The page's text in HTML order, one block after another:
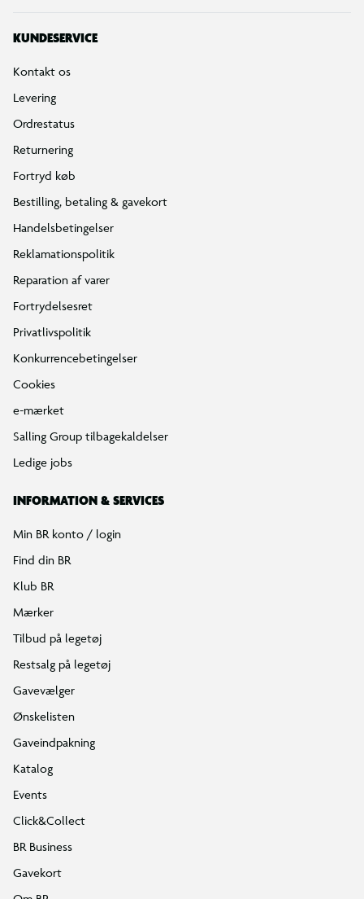
KUNDESERVICE
Kontakt os
Levering
Ordrestatus
Returnering
Fortryd køb
Bestilling, betaling & gavekort
Handelsbetingelser
Reklamationspolitik
Reparation af varer
Fortrydelsesret
Privatlivspolitik
Konkurrencebetingelser
Cookies
e-mærket
Salling Group tilbagekaldelser
Ledige jobs
INFORMATION & SERVICES
Min BR konto / login
Find din BR
Klub BR
Mærker
Tilbud på legetøj
Restsalg på legetøj
Gavevælger
Ønskelisten
Gaveindpakning
Katalog
Events
Click&Collect
BR Business
Gavekort